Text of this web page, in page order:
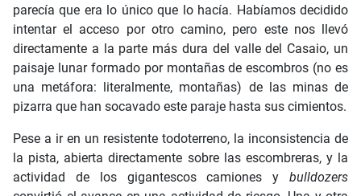
parecía que era lo único que lo hacía. Habíamos decidido
intentar el acceso por otro camino, pero este nos llevó
directamente a la parte más dura del valle del Casaio, un
paisaje lunar formado por montañas de escombros (no es
una metáfora: literalmente, montañas) de las minas de
pizarra que han socavado este paraje hasta sus cimientos.
Pese a ir en un resistente todoterreno, la inconsistencia de
la pista, abierta directamente sobre las escombreras, y la
actividad de los gigantescos camiones y bulldozers